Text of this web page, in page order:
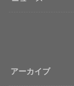
アーカイブ